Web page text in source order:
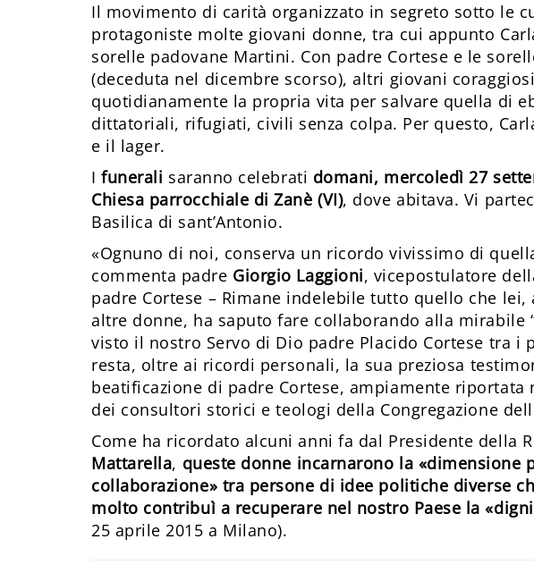
Il movimento di carità organizzato in segreto sotto le
protagoniste molte giovani donne, tra cui appunto
sorelle padovane Martini. Con padre Cortese e le
(deceduta nel dicembre scorso), altri giovani
quotidianamente la propria vita per salvare quella di
dittatoriali, rifugiati, civili senza colpa. Per questo,
e il lager.
Ifunerali saranno celebrati domani, mercoledì 27
Chiesa parrocchiale di Zanè (VI), dove abitava. Vi
Basilica di sant’Antonio.
«Ognuno di noi, conserva un ricordo vivissimo di
commenta padre Giorgio Laggioni, vicepostulatore
padre Cortese – Rimane indelebile tutto quello che lei,
altre donne, ha saputo fare collaborando alla mirabile
visto il nostro Servo di Dio padre Placido Cortese tra i
resta, oltre ai ricordi personali, la sua preziosa
beatificazione di padre Cortese, ampiamente riportata
dei consultori storici e teologi della Congregazione
Come ha ricordato alcuni anni fa dal Presidente della
Mattarella, queste donne incarnarono la «dimensione
collaborazione» tra persone di idee politiche diverse
molto contribuì a recuperare nel nostro Paese la
25 aprile 2015 a Milano).